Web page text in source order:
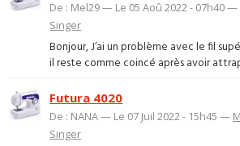
De : Mel29 — Le 05 Aoû 2022 - 07h40 —
Singer
Bonjour, J’ai un problème avec le fil
il reste comme coincé après avoir
Futura 4020
De : NANA — Le 07 Juil 2022 - 15h45 —
Singer